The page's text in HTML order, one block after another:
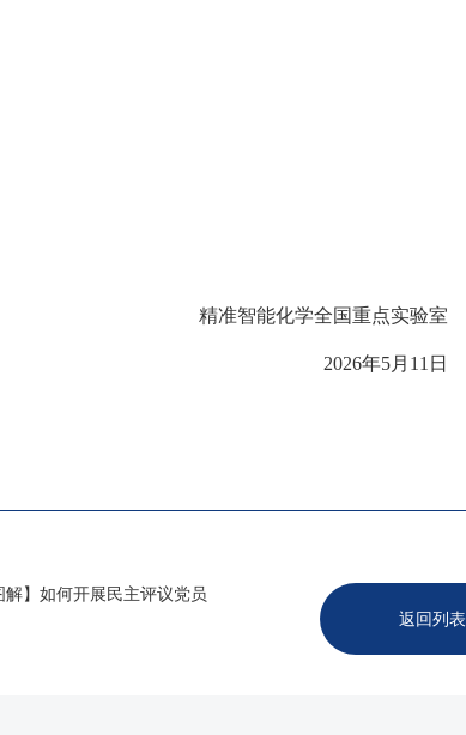
精准智能化学全国重点实验室
2026年5月11日
返回列表
解】如何开展民主评议党员